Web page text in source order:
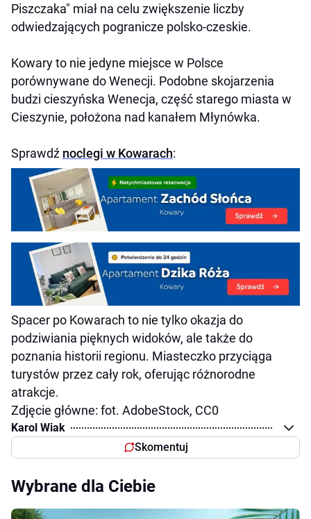
Piszczaka" miał na celu zwiększenie liczby
odwiedzających pogranicze polsko-czeskie.
Kowary to nie jedyne miejsce w Polsce
porównywane do Wenecji. Podobne skojarzenia
budzi cieszyńska Wenecja, część starego miasta w
Cieszynie, położona nad kanałem Młynówka.
Sprawdź noclegi w Kowarach:
Spacer po Kowarach to nie tylko okazja do
podziwiania pięknych widoków, ale także do
poznania historii regionu. Miasteczko przyciąga
turystów przez cały rok, oferując różnorodne
atrakcje.
Zdjęcie główne: fot. AdobeStock, CC0
Karol Wiak
Skomentuj
Wybrane dla Ciebie